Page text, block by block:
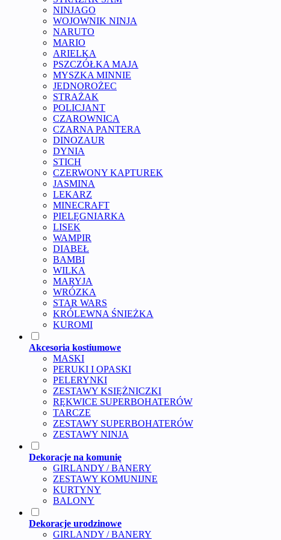
NINJAGO
WOJOWNIK NINJA
NARUTO
MARIO
ARIELKA
PSZCZÓŁKA MAJA
MYSZKA MINNIE
JEDNOROŻEC
STRAŻAK
POLICJANT
CZAROWNICA
CZARNA PANTERA
DINOZAUR
DYNIA
STICH
CZERWONY KAPTUREK
JASMINA
LEKARZ
MINECRAFT
PIELĘGNIARKA
LISEK
WAMPIR
DIABEŁ
BAMBI
WILKA
MARYJA
WRÓZKA
STAR WARS
KRÓLEWNA ŚNIEŻKA
KUROMI
Akcesoria kostiumowe
MASKI
PERUKI I OPASKI
PELERYNKI
ZESTAWY KSIĘŻNICZKI
RĘKWICE SUPERBOHATERÓW
TARCZE
ZESTAWY SUPERBOHATERÓW
ZESTAWY NINJA
Dekoracje na komunię
GIRLANDY / BANERY
ZESTAWY KOMUNIJNE
KURTYNY
BALONY
Dekoracje urodzinowe
GIRLANDY / BANERY